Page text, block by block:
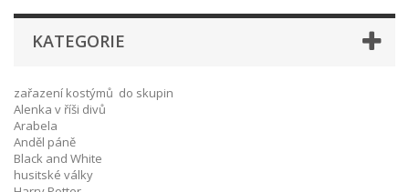
KATEGORIE
zařazení kostýmů do skupin
Alenka v říši divů
Arabela
Anděl páně
Black and White
husitské války